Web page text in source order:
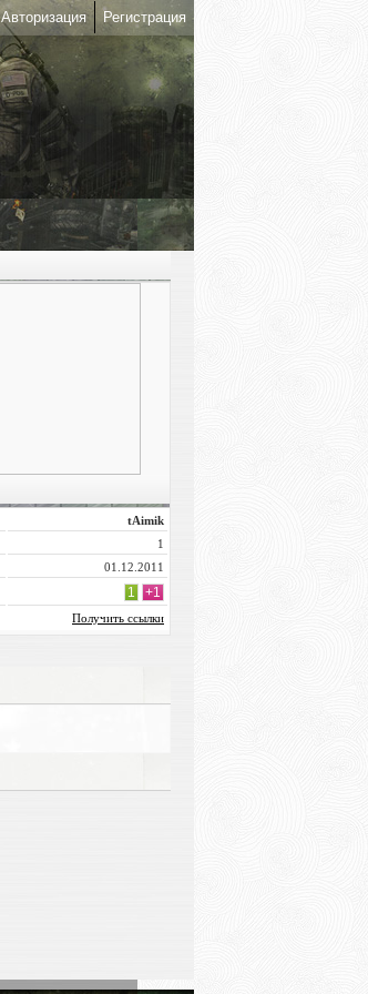
Авторизация Регистрация
tAimik
1
01.12.2011
1 +1
Получить ссылки